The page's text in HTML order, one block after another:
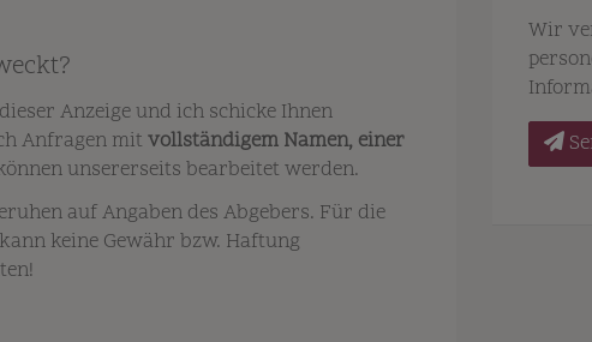
Anzeige und ich schicke Ihnen
Anfragen mit vollständigem Namen, einer
unsererseits bearbeitet werden.
auf Angaben des Abgebers. Für die
keine Gewähr bzw. Haftung
Wir